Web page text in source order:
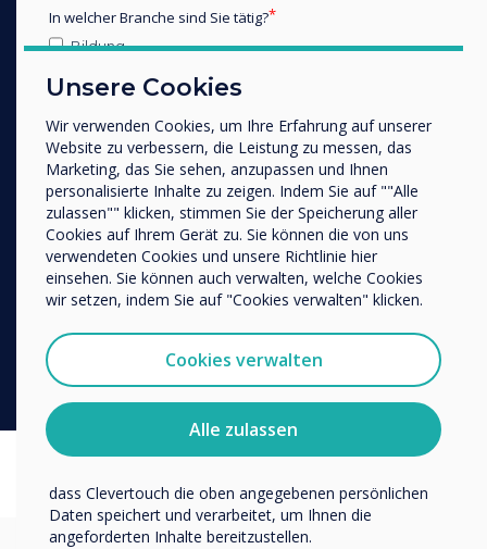
Die EDLA-Zertifizierung gewährleistet erweiterten Schutz vor
potenziellen Schwachstellen und unbefugtem Zugriff. Denn
internetfähige Geräte speichern oft wichtige Informationen wie
persönliche Daten oder Geschäftsdokumente, die zuverlässig
vor Cyberangriffen, Datenverlust und Missbrauch gesichert
werden müssen.
Gleichzeitig ist klar, dass Komfort und Zugänglichkeit im Alltag
eine große Rolle spielen. Deshalb wurde EDLA so entwickelt,
dass es benutzerfreundlich und immer aktuell ist. So können Sie
sicher sein, dass die neueste Software Ihr Gerät und Ihre Daten
zuverlässig schützt.
Und falls ein Gerät einmal verloren geht oder gestohlen wird,
lässt sich das Display aus der Ferne sperren oder vollständig
löschen – für zusätzliche Sicherheit und ein gutes Gefühl.
Unsere Cookies
Wir verwenden Cookies, um Ihre Erfahrung auf unserer
Website zu verbessern, die Leistung zu messen, das
Marketing, das Sie sehen, anzupassen und Ihnen
personalisierte Inhalte zu zeigen. Indem Sie auf ""Alle
zulassen"" klicken, stimmen Sie der Speicherung aller
Cookies auf Ihrem Gerät zu. Sie können die von uns
verwendeten Cookies und unsere Richtlinie hier
einsehen. Sie können auch verwalten, welche Cookies
wir setzen, indem Sie auf "Cookies verwalten" klicken.
Cookies verwalten
Alle zulassen
In welcher Branche sind Sie tätig?
Bildung
Sonstiges
Name Unternehmen/Einrichtung
Wir möchten Sie gerne per E-Mail, Telefon oder Post
bezüglich unserer Produkte und Dienstleistungen
kontaktieren.
Ich bin damit einverstanden, Mitteilungen von
Sie können diese Benachrichtigungen jederzeit
abbestellen. Weitere Informationen zum Abbestellen, zu
unseren Datenschutzverfahren und dazu, wie wir Ihre
Privatsphäre schützen und respektieren, finden Sie in
unserer Datenschutzrichtlinie.
dass Clevertouch die oben angegebenen persönlichen
Daten speichert und verarbeitet, um Ihnen die
angeforderten Inhalte bereitzustellen.